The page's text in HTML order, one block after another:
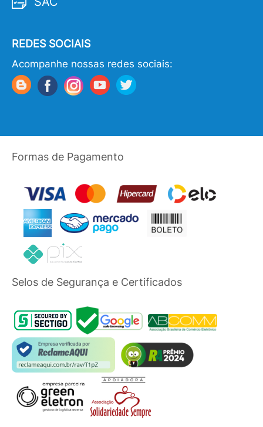
REDES SOCIAIS
Acompanhe nossas redes sociais:
Formas de Pagamento
Selos de Segurança e Certificados